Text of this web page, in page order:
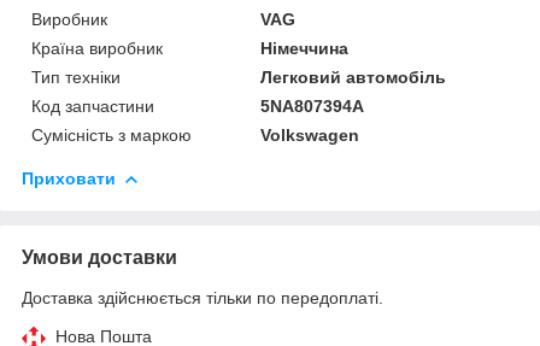
Виробник
VAG
Країна виробник
Німеччина
Тип техніки
Легковий автомобіль
Код запчастини
5NA807394A
Сумісність з маркою
Volkswagen
Приховати
Умови доставки
Доставка здійснюється тільки по передоплаті.
Нова Пошта